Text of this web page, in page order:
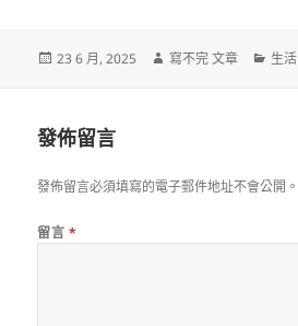
發
23 6 月, 2025
作
寫不完 文章
分
生活
發佈留言
發佈留言必須填寫的電子郵件地址不會公開。
留言 *